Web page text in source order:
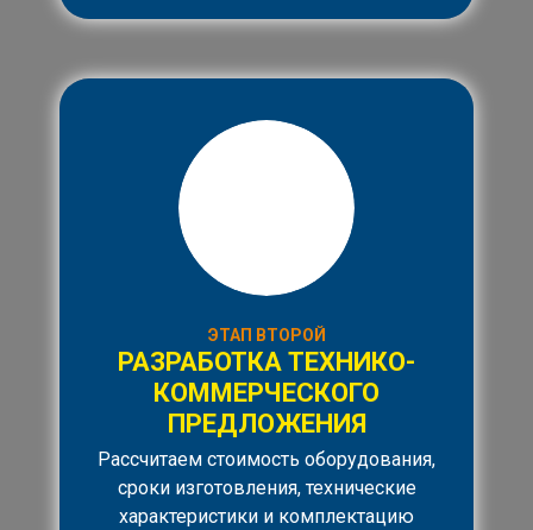
ЭТАП ВТОРОЙ
РАЗРАБОТКА ТЕХНИКО-
КОММЕРЧЕСКОГО
ПРЕДЛОЖЕНИЯ
Рассчитаем стоимость оборудования,
сроки изготовления, технические
характеристики и комплектацию